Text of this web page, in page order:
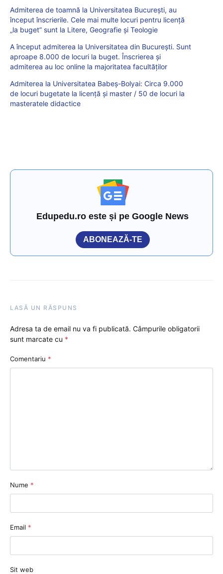
Admiterea de toamnă la Universitatea București, au
început înscrierile. Cele mai multe locuri pentru licență
„la buget” sunt la Litere, Geografie și Teologie
A început admiterea la Universitatea din București. Sunt
aproape 8.000 de locuri la buget. Înscrierea și
admiterea au loc online la majoritatea facultăților
Admiterea la Universitatea Babeș-Bolyai: Circa 9.000
de locuri bugetate la licență și master / 50 de locuri la
masteratele didactice
Edupedu.ro este și pe Google News
ABONEAZĂ-TE
LASĂ UN RĂSPUNS
Adresa ta de email nu va fi publicată. Câmpurile obligatorii
sunt marcate cu *
Comentariu *
Nume *
Email *
Sit web